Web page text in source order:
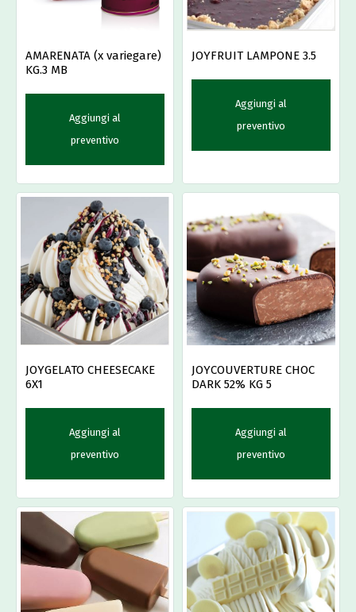
AMARENATA (x variegare)
KG.3 MB
Aggiungi al
preventivo
JOYFRUIT LAMPONE 3.5
Aggiungi al
preventivo
JOYGELATO CHEESECAKE
6X1
Aggiungi al
preventivo
JOYCOUVERTURE CHOC
DARK 52% KG 5
Aggiungi al
preventivo